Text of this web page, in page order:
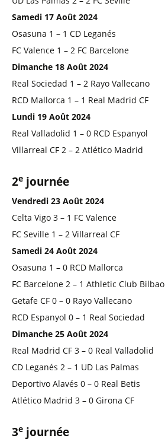
Samedi 17 Août 2024
Osasuna 1 – 1 CD Leganés
FC Valence 1 – 2 FC Barcelone
Dimanche 18 Août 2024
Real Sociedad 1 – 2 Rayo Vallecano
RCD Mallorca 1 – 1 Real Madrid CF
Lundi 19 Août 2024
Real Valladolid 1 – 0 RCD Espanyol
Villarreal CF 2 – 2 Atlético Madrid
2e journée
Vendredi 23 Août 2024
Celta Vigo 3 – 1 FC Valence
FC Seville 1 – 2 Villarreal CF
Samedi 24 Août 2024
Osasuna 1 – 0 RCD Mallorca
FC Barcelone 2 – 1 Athletic Club Bilbao
Getafe CF 0 – 0 Rayo Vallecano
RCD Espanyol 0 – 1 Real Sociedad
Dimanche 25 Août 2024
Real Madrid CF 3 – 0 Real Valladolid
CD Leganés 2 – 1 UD Las Palmas
Deportivo Alavés 0 – 0 Real Betis
Atlético Madrid 3 – 0 Girona CF
3e journée